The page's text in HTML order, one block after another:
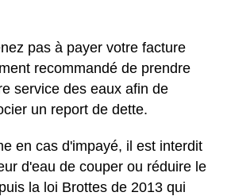
pas à payer votre facture
recommandé de prendre
service des eaux afin de
un report de dette.
en cas d'impayé, il est interdit
d'eau de couper ou réduire le
la loi Brottes de 2013 qui